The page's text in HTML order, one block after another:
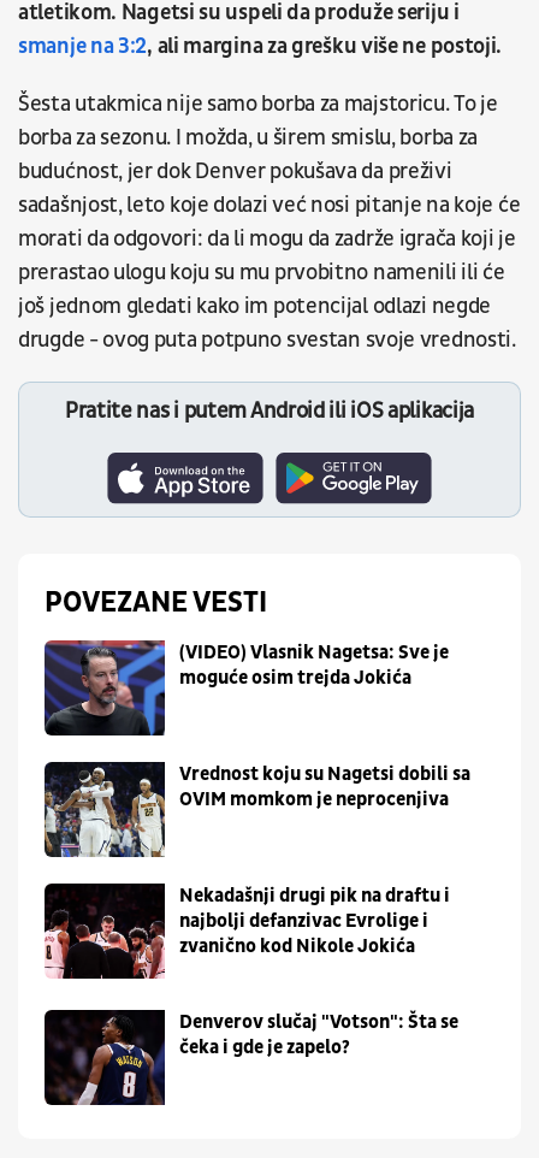
atletikom. Nagetsi su uspeli da produže seriju i
smanje na 3:2, ali margina za grešku više ne postoji.
Šesta utakmica nije samo borba za majstoricu. To je
borba za sezonu. I možda, u širem smislu, borba za
budućnost, jer dok Denver pokušava da preživi
sadašnjost, leto koje dolazi već nosi pitanje na koje će
morati da odgovori: da li mogu da zadrže igrača koji je
prerastao ulogu koju su mu prvobitno namenili ili će
još jednom gledati kako im potencijal odlazi negde
drugde - ovog puta potpuno svestan svoje vrednosti.
Pratite nas i putem Android ili iOS aplikacija
POVEZANE VESTI
(VIDEO) Vlasnik Nagetsa: Sve je
moguće osim trejda Jokića
Vrednost koju su Nagetsi dobili sa
OVIM momkom je neprocenjiva
Nekadašnji drugi pik na draftu i
najbolji defanzivac Evrolige i
zvanično kod Nikole Jokića
Denverov slučaj "Votson": Šta se
čeka i gde je zapelo?